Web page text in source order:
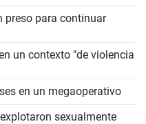
preso para continuar
un contexto "de violencia
en un megaoperativo
sexualmente